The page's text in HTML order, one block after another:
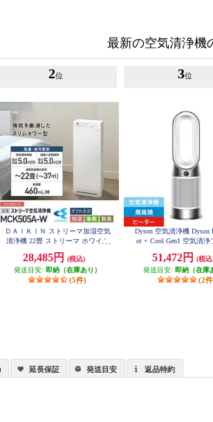
最新の空気清浄機
2位
ＤＡＩＫＩＮ ストリーマ加湿空気
清浄機 22畳 ストリーマ ホワイト
28,485円
(税込)
発送目安: 即納（在庫あり）
(5件)
3位
Dyson 空気清浄機 Dyson
ot + Cool Gen1 空気清浄
清浄機の1台3役/11畳/お
単/ホワイト】
51,472円
(税
発送目安: 即納（在庫
(2
延長保証 発送目安 返品特約